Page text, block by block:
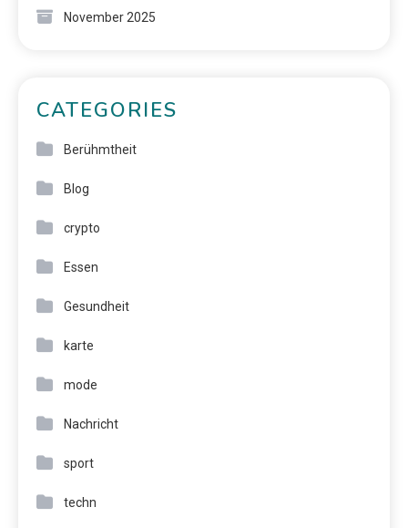
November 2025
CATEGORIES
Berühmtheit
Blog
crypto
Essen
Gesundheit
karte
mode
Nachricht
sport
techn